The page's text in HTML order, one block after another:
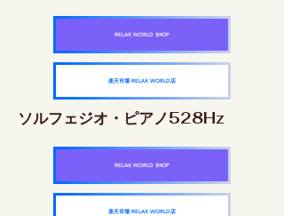
RELAX WORLD SHOP
楽天市場 RELAX WORLD店
ソルフェジオ・ピアノ528Hz
RELAX WORLD SHOP
楽天市場 RELAX WORLD店